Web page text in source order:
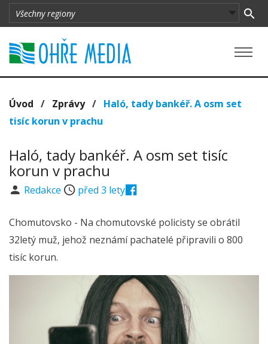
Úvod / Zprávy/ Haló, tady bankéř. A osm set
tisíc korun v prachu
Haló, tady bankéř. A osm set tisíc
korun v prachu
Redakce před 3 lety
Chomutovsko - Na chomutovské policisty se obrátil
32letý muž, jehož neznámí pachatelé připravili o 800
tisíc korun.